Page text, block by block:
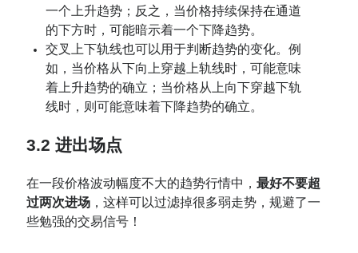
一个上升趋势；反之，当价格持续保持在通道
的下方时，可能暗示着一个下降趋势。
交叉上下轨线也可以用于判断趋势的变化。例
如，当价格从下向上穿越上轨线时，可能意味
着上升趋势的确立；当价格从上向下穿越下轨
线时，则可能意味着下降趋势的确立。
3.2 进出场点
在一段价格波动幅度不大的趋势行情中，最好不要超
过两次进场 ，这样可以过滤掉很多弱走势，规避了一
些勉强的交易信号！